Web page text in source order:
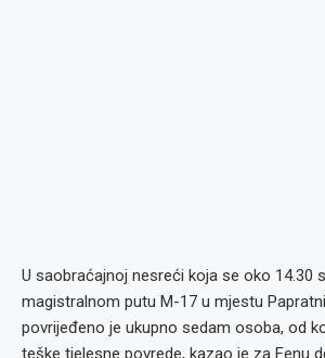
U saobraćajnoj nesreći koja se oko 14.30
magistralnom putu M-17 u mjestu
povrijeđeno je ukupno sedam osoba, od
teške tjelesne povrede, kazao je za Fenu